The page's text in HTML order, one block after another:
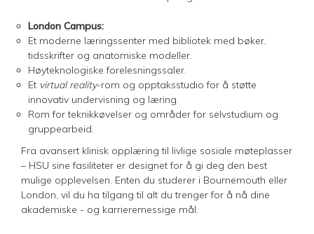
London Campus:
Et moderne læringssenter med bibliotek med bøker,
tidsskrifter og anatomiske modeller.
Høyteknologiske forelesningssaler.
Et virtual reality-rom og opptaksstudio for å støtte
innovativ undervisning og læring.
Rom for teknikkøvelser og områder for selvstudium og
gruppearbeid.
Fra avansert klinisk opplæring til livlige sosiale møteplasser
– HSU sine fasiliteter er designet for å gi deg den best
mulige opplevelsen. Enten du studerer i Bournemouth eller
London, vil du ha tilgang til alt du trenger for å nå dine
akademiske - og karrieremessige mål.